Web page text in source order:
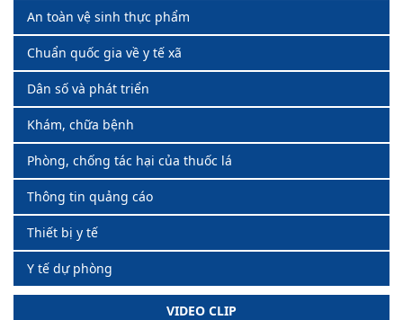
An toàn vệ sinh thực phẩm
Chuẩn quốc gia về y tế xã
Dân số và phát triển
Khám, chữa bệnh
Phòng, chống tác hại của thuốc lá
Thông tin quảng cáo
Thiết bị y tế
Y tế dự phòng
VIDEO CLIP